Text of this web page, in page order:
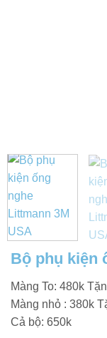
Bộ phụ kiện
Màng To: 480k
Màng nhỏ : 380k
Cả bộ: 650k